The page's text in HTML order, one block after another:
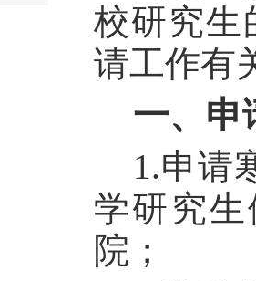
校研究生
请工作有
一、申
1.申请
学研究
院；